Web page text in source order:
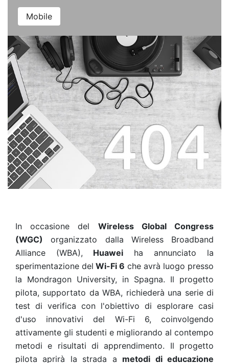
Mobile
In occasione del Wireless Global Congress
(WGC) organizzato dalla Wireless Broadband
Alliance (WBA), Huawei ha annunciato la
sperimentazione del Wi-Fi 6 che avrà luogo presso
la Mondragon University, in Spagna. Il progetto
pilota, supportato da WBA, richiederà una serie di
test di verifica con l'obiettivo di esplorare casi
d'uso innovativi del Wi-Fi 6, coinvolgendo
attivamente gli studenti e migliorando al contempo
metodi e risultati di apprendimento.
Il progetto
pilota aprirà la strada a metodi di educazione